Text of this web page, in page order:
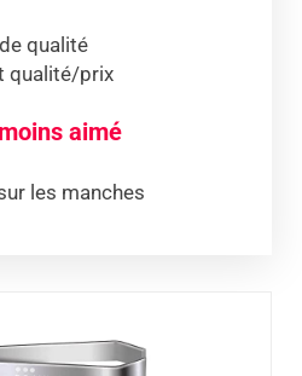
qualité
qualité/prix
aimé
les manches